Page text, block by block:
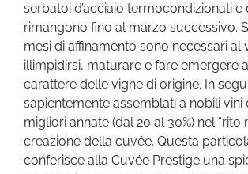
serbatoi d’acciaio termocondizionati e
rimangono fino al marzo successivo.
mesi di affinamento sono necessari al
illimpidirsi, maturare e fare emergere
carattere delle vigne di origine. In
sapientemente assemblati a nobili vini
migliori annate (dal 20 al 30%) nel “rito
creazione della cuvée. Questa
conferisce alla Cuvée Prestige una